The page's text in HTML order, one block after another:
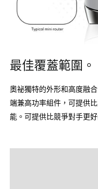
最佳覆蓋範圍。
奧祕獨特的外形和高度融
端兼高功率組件，可提供
能。可提供比競爭對手更